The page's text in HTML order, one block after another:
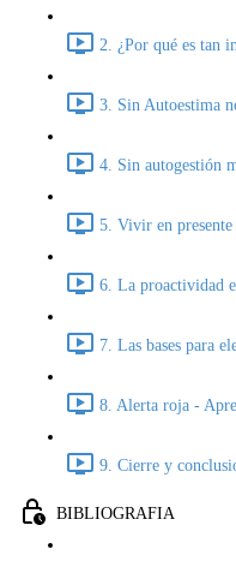
2. ¿Por qué es tan
3. Sin Autoestima
4. Sin autogestión
5. Vivir en presente
6. La proactividad
7. Las bases para
8. Alerta roja -
9. Cierre y
BIBLIOGRAFIA